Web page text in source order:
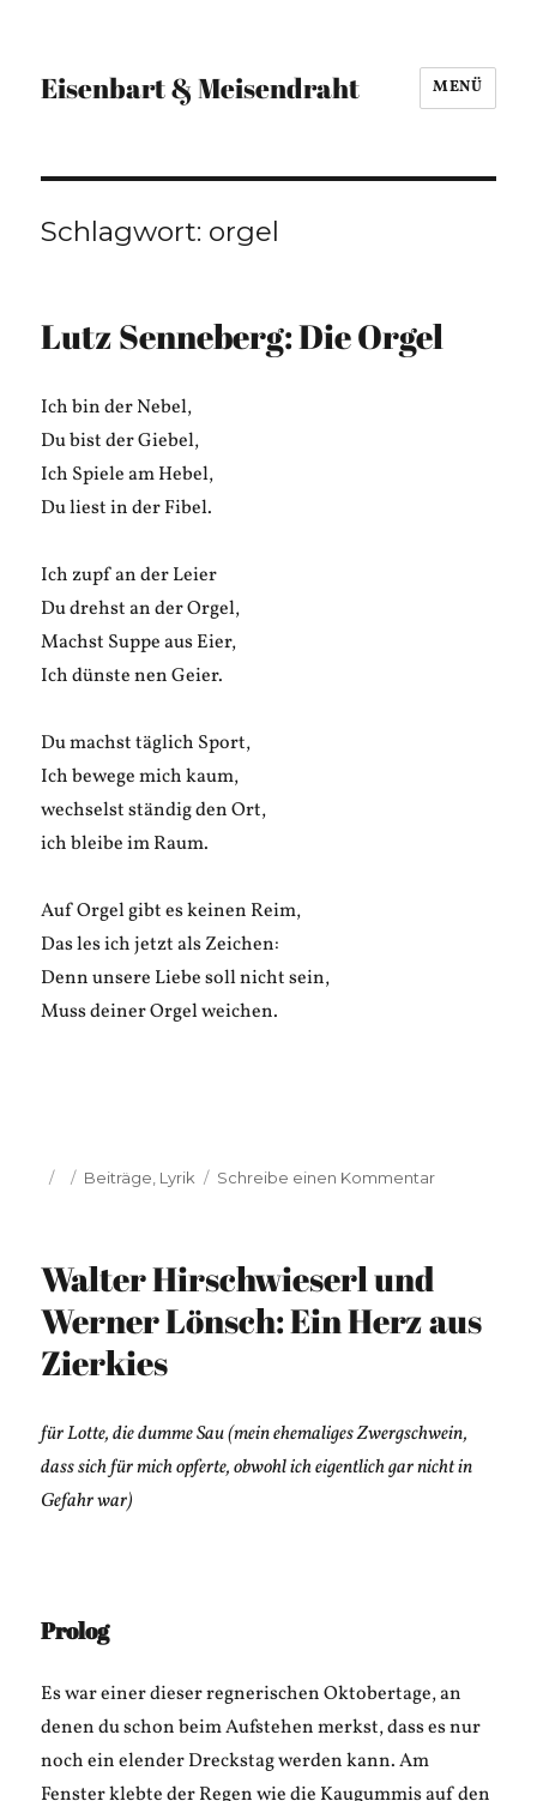
Eisenbart & Meisendraht MENÜ
Schlagwort: orgel
Lutz Senneberg: Die Orgel
Ich bin der Nebel,
Du bist der Giebel,
Ich Spiele am Hebel,
Du liest in der Fibel.
Ich zupf an der Leier
Du drehst an der Orgel,
Machst Suppe aus Eier,
Ich dünste nen Geier.
Du machst täglich Sport,
Ich bewege mich kaum,
wechselst ständig den Ort,
ich bleibe im Raum.
Auf Orgel gibt es keinen Reim,
Das les ich jetzt als Zeichen:
Denn unsere Liebe soll nicht sein,
Muss deiner Orgel weichen.
Veröffentlicht
Kategorien
Beiträge Lyrik Schreibe einen Kommentarzu
Walter Hirschwieserl und
Werner Lönsch: Ein Herz aus
Zierkies
für Lotte, die dumme Sau (mein ehemaliges Zwergschwein,
dass sich für mich opferte, obwohl ich eigentlich gar nicht in
Gefahr war)
Prolog
Es war einer dieser regnerischen Oktobertage, an
denen du schon beim Aufstehen merkst, dass es nur
noch ein elender Dreckstag werden kann. Am
Fenster klebte der Regen wie die Kaugummis auf den